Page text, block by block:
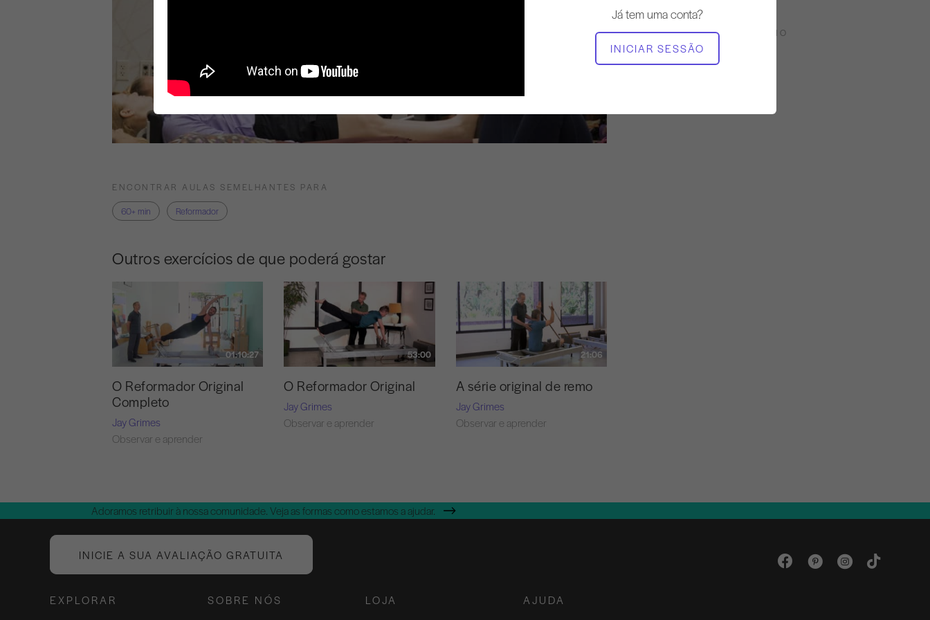
Já tem uma conta?
INICIAR SESSÃO
EQUIPAMENTO NECESSÁRIO
Reformador
ENCONTRAR AULAS SEMELHANTES PARA
60+ min
Reformador
Outros exercícios de que poderá gostar
01:10:27
O Reformador Original
Completo
Jay Grimes
Observar e aprender
53:00
O Reformador Original
Jay Grimes
Observar e aprender
21:06
A série original de remo
Jay Grimes
Observar e aprender
Adoramos retribuir à nossa comunidade. Veja as formas como estamos a ajudar.
INICIE A SUA AVALIAÇÃO GRATUITA
EXPLORAR SOBRE NÓS LOJA AJUDA